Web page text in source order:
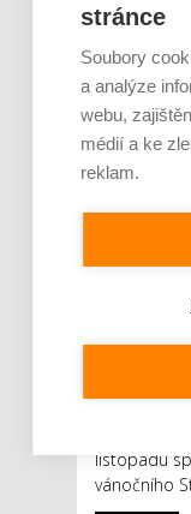
AUTOR:
0
Tři sta
nadační
zákazníky
listopadu
vánočního
stránce
Soubory
a analýze
webu,
médií a ke
reklam.